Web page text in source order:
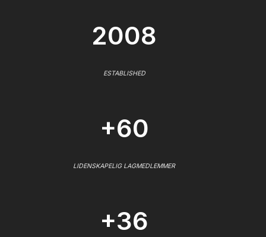
2008
ESTABLISHED
+60
LIDENSKAPELIG LAGMEDLEMMER
+36